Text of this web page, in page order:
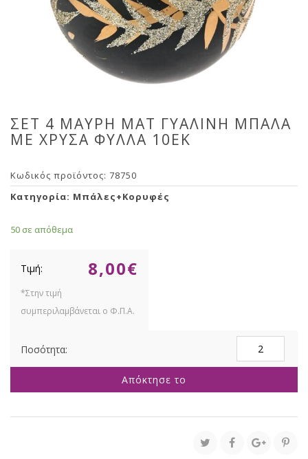
ΣΕΤ 4 ΜΑΥΡΗ ΜΑΤ ΓΥΑΛΙΝΗ ΜΠΑΛΑ
ΜΕ ΧΡΥΣΑ ΦΥΛΛΑ 10ΕΚ
Κωδικός προϊόντος: 78750
Κατηγορία: Μπάλες+Κορυφές
50 σε απόθεμα
8,00€
ΜΑΥΡΗ
ΓΥΑΛΙΝΗ
ΧΡΥΣΑ
ΦΥΛΛΑ
Απόκτησε το